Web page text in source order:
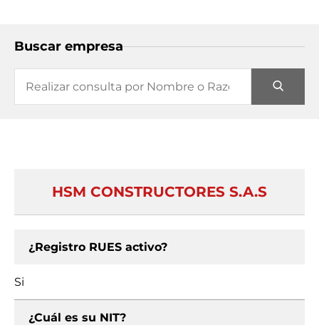
Buscar empresa
HSM CONSTRUCTORES S.A.S
¿Registro RUES activo?
Si
¿Cuál es su NIT?